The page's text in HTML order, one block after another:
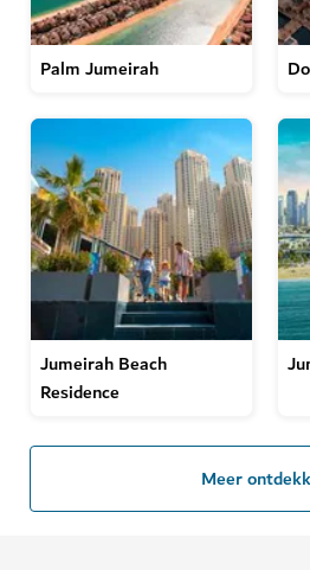
Palm Jumeirah
Jumeirah Beach
Residence
Meer